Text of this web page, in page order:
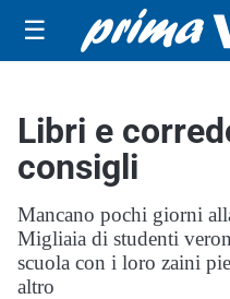
☰
Libri e
consigli
Mancano pochi giorni
Migliaia di studenti
scuola con i loro zaini
altro